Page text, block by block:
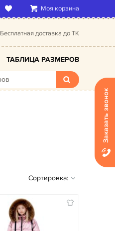
Моя корзина
Бесплатная доставка до ТК
ТАБЛИЦА РАЗМЕРОВ
Сортировка:
Заказать звонок